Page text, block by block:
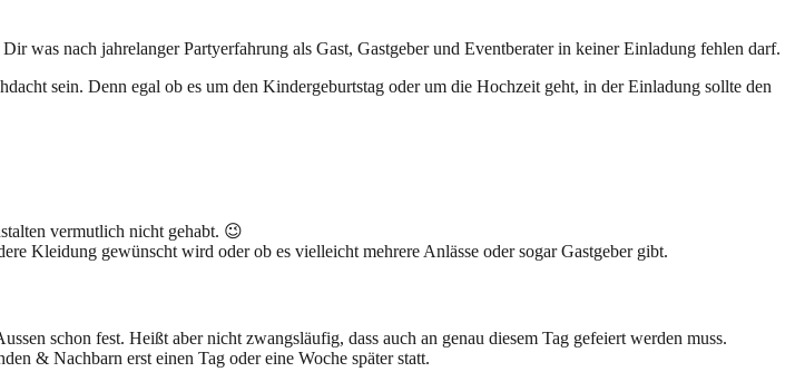
was nach jahrelanger Partyerfahrung als Gast, Gastgeber und Eventberater in keiner Einladung fehlen darf.
sein. Denn egal ob es um den Kindergeburtstag oder um die Hochzeit geht, in der Einladung sollte den
vermutlich nicht gehabt. 😉
Kleidung gewünscht wird oder ob es vielleicht mehrere Anlässe oder sogar Gastgeber gibt.
schon fest. Heißt aber nicht zwangsläufig, dass auch an genau diesem Tag gefeiert werden muss.
& Nachbarn erst einen Tag oder eine Woche später statt.